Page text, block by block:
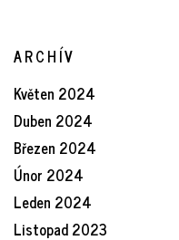
ARCHÍV
Květen 2024
Duben 2024
Březen 2024
Únor 2024
Leden 2024
Listopad 2023